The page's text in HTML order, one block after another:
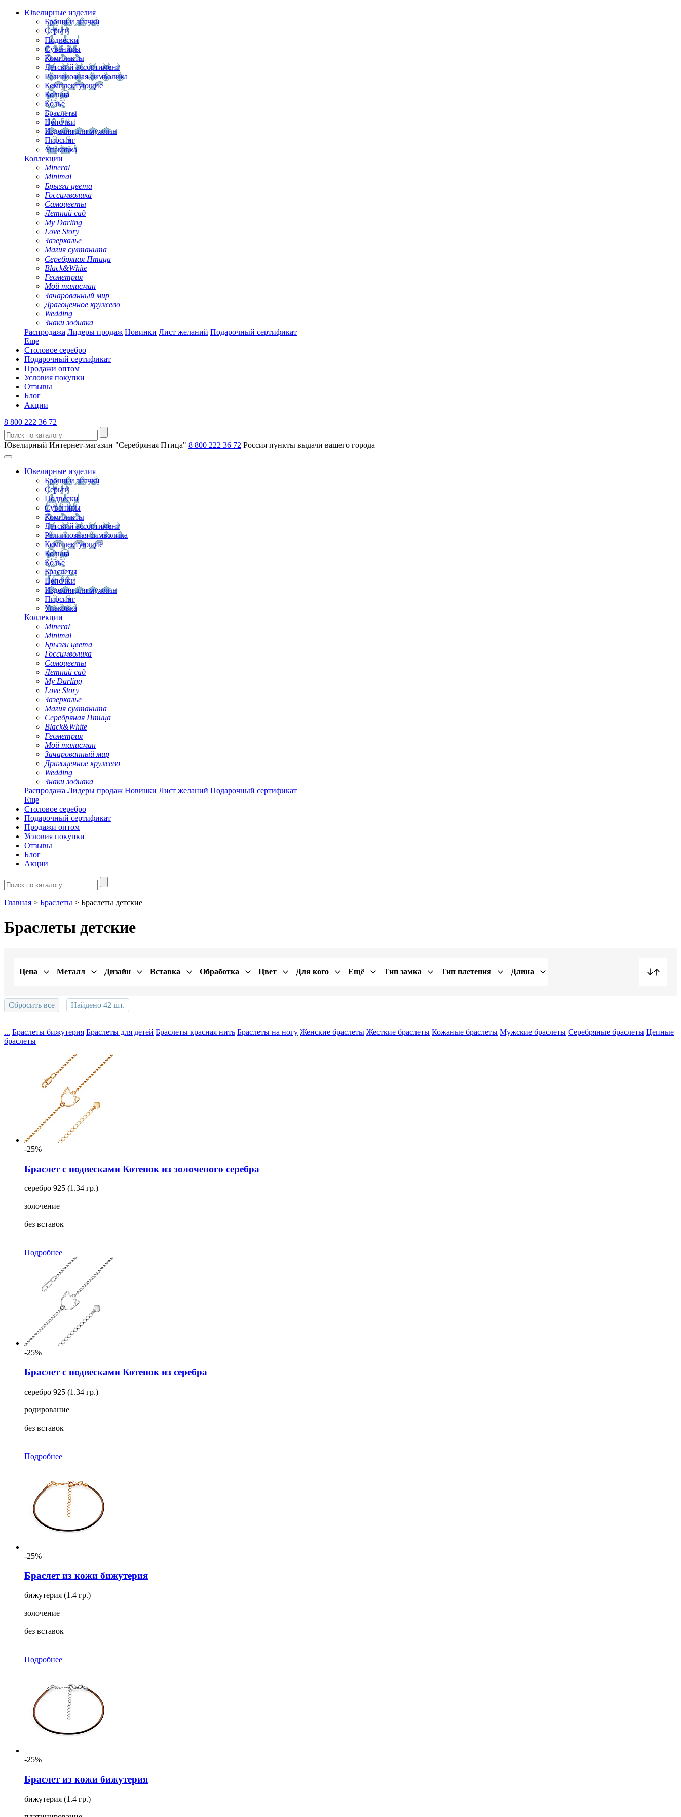
Ювелирные изделия
Броши и значки
Серьги
Подвески
Сувениры
Комплекты
Детский ассортимент
Религиозная символика
Комплектующие
Кольца
Колье
Браслеты
Цепочки
Изделия для мужчин
Пирсинг
Упаковка
Коллекции
Mineral
Minimal
Брызги цвета
Госсимволика
Самоцветы
Летний сад
My Darling
Love Story
Зазеркалье
Магия султанита
Серебряная Птица
Black&White
Геометрия
Мой талисман
Зачарованный мир
Драгоценное кружево
Wedding
Знаки зодиака
Распродажа Лидеры продаж Новинки Лист желаний Подарочный сертификат
Еще
Столовое серебро
Подарочный сертификат
Продажи оптом
Условия покупки
Отзывы
Блог
Акции
8 800 222 36 72
Ювелирный Интернет-магазин "Серебряная Птица" 8 800 222 36 72 Россия пункты выдачи вашего города
Ювелирные изделия
Броши и значки
Серьги
Подвески
Сувениры
Комплекты
Детский ассортимент
Религиозная символика
Комплектующие
Кольца
Колье
Браслеты
Цепочки
Изделия для мужчин
Пирсинг
Упаковка
Коллекции
Mineral
Minimal
Брызги цвета
Госсимволика
Самоцветы
Летний сад
My Darling
Love Story
Зазеркалье
Магия султанита
Серебряная Птица
Black&White
Геометрия
Мой талисман
Зачарованный мир
Драгоценное кружево
Wedding
Знаки зодиака
Распродажа Лидеры продаж Новинки Лист желаний Подарочный сертификат
Еще
Столовое серебро
Подарочный сертификат
Продажи оптом
Условия покупки
Отзывы
Блог
Акции
Главная > Браслеты > Браслеты детские
Браслеты детские
Цена Металл Дизайн Вставка Обработка Цвет Для кого Ещё Тип замка Тип плетения Длина
Сбросить все Найдено 42 шт.
... Браслеты бижутерия Браслеты для детей Браслеты красная нить Браслеты на ногу Женские браслеты Жесткие браслеты Кожаные браслеты Мужские браслеты Серебряные браслеты Цепные
браслеты
-25%
Браслет с подвесками Котенок из золоченого серебра
серебро 925 (1.34 гр.)
золочение
без вставок
Подробнее
-25%
Браслет с подвесками Котенок из серебра
серебро 925 (1.34 гр.)
родирование
без вставок
Подробнее
-25%
Браслет из кожи бижутерия
бижутерия (1.4 гр.)
золочение
без вставок
Подробнее
-25%
Браслет из кожи бижутерия
бижутерия (1.4 гр.)